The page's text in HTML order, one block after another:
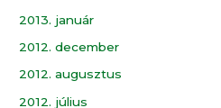
2013. január
2012. december
2012. augusztus
2012. július